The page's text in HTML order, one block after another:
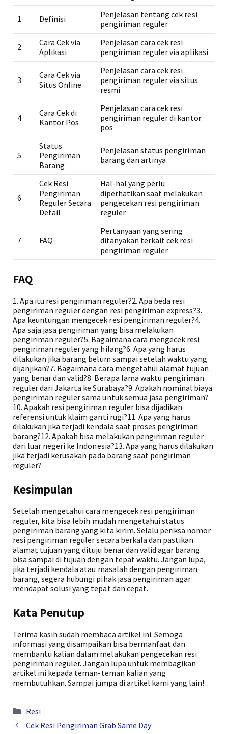
1 Definisi
Penjelasan tentang cek resi
pengiriman reguler
2
Cara Cek via
Aplikasi
Penjelasan cara cek resi
pengiriman reguler via aplikasi
3
Cara Cek via
Situs Online
Penjelasan cara cek resi
pengiriman reguler via situs
resmi
4
Cara Cek di
Kantor Pos
Penjelasan cara cek resi
pengiriman reguler di kantor
pos
5
Status
Pengiriman
Barang
Penjelasan status pengiriman
barang dan artinya
6
Cek Resi
Pengiriman
Reguler Secara
Detail
Hal-hal yang perlu
diperhatikan saat melakukan
pengecekan resi pengiriman
reguler
7 FAQ
Pertanyaan yang sering
ditanyakan terkait cek resi
pengiriman reguler
FAQ
1. Apa itu resi pengiriman reguler?2. Apa beda resi
pengiriman reguler dengan resi pengiriman express?3.
Apa keuntungan mengecek resi pengiriman reguler?4.
Apa saja jasa pengiriman yang bisa melakukan
pengiriman reguler?5. Bagaimana cara mengecek resi
pengiriman reguler yang hilang?6. Apa yang harus
dilakukan jika barang belum sampai setelah waktu yang
dijanjikan?7. Bagaimana cara mengetahui alamat tujuan
yang benar dan valid?8. Berapa lama waktu pengiriman
reguler dari Jakarta ke Surabaya?9. Apakah nominal biaya
pengiriman reguler sama untuk semua jasa pengiriman?
10. Apakah resi pengiriman reguler bisa dijadikan
referensi untuk klaim ganti rugi?11. Apa yang harus
dilakukan jika terjadi kendala saat proses pengiriman
barang?12. Apakah bisa melakukan pengiriman reguler
dari luar negeri ke Indonesia?13. Apa yang harus dilakukan
jika terjadi kerusakan pada barang saat pengiriman
reguler?
Kesimpulan
Setelah mengetahui cara mengecek resi pengiriman
reguler, kita bisa lebih mudah mengetahui status
pengiriman barang yang kita kirim. Selalu periksa nomor
resi pengiriman reguler secara berkala dan pastikan
alamat tujuan yang dituju benar dan valid agar barang
bisa sampai di tujuan dengan tepat waktu. Jangan lupa,
jika terjadi kendala atau masalah dengan pengiriman
barang, segera hubungi pihak jasa pengiriman agar
mendapat solusi yang tepat dan cepat.
Kata Penutup
Terima kasih sudah membaca artikel ini. Semoga
informasi yang disampaikan bisa bermanfaat dan
membantu kalian dalam melakukan pengecekan resi
pengiriman reguler. Jangan lupa untuk membagikan
artikel ini kepada teman-teman kalian yang
membutuhkan. Sampai jumpa di artikel kami yang lain!
Kategori
Resi
Cek Resi Pengiriman Grab Same Day